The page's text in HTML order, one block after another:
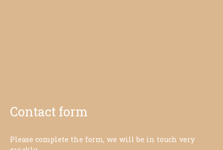
Contact form
Please complete the form, we will be in touch very